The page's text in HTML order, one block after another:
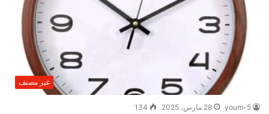
غير مصنف
youm-5 28 مارس، 2025 134